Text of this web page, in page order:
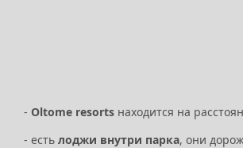
- Oltome resorts находится на
- есть лоджи внутри парка, они